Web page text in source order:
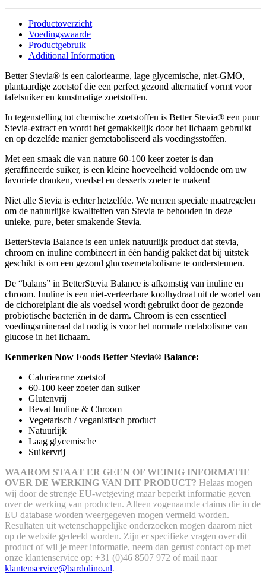
Productoverzicht
Voedingswaarde
Productgebruik
Additional Information
Better Stevia® is een caloriearme, lage glycemische, niet-GMO,
plantaardige zoetstof die een perfect gezond alternatief vormt voor
tafelsuiker en kunstmatige zoetstoffen.
In tegenstelling tot chemische zoetstoffen is Better Stevia® een puur
Stevia-extract en wordt het gemakkelijk door het lichaam gebruikt
en op dezelfde manier gemetaboliseerd als voedingsstoffen.
Met een smaak die van nature 60-100 keer zoeter is dan
geraffineerde suiker, is een kleine hoeveelheid voldoende om uw
favoriete dranken, voedsel en desserts zoeter te maken!
Niet alle Stevia is echter hetzelfde. We nemen speciale maatregelen
om de natuurlijke kwaliteiten van Stevia te behouden in deze
unieke, pure, beter smakende Stevia.
BetterStevia Balance is een uniek natuurlijk product dat stevia,
chroom en inuline combineert in één handig pakket dat bij uitstek
geschikt is om een ​​gezond glucosemetabolisme te ondersteunen.
De “balans” in BetterStevia Balance is afkomstig van inuline en
chroom. Inuline is een niet-verteerbare koolhydraat uit de wortel van
de cichoreiplant die als voedsel wordt gebruikt door de gezonde
probiotische bacteriën in de darm. Chroom is een essentieel
voedingsmineraal dat nodig is voor het normale metabolisme van
glucose in het lichaam.
Kenmerken Now Foods Better Stevia® Balance:
Caloriearme zoetstof
60-100 keer zoeter dan suiker
Glutenvrij
Bevat Inuline & Chroom
Vegetarisch / veganistisch product
Natuurlijk
Laag glycemische
Suikervrij
WAAROM STAAT ER GEEN OF WEINIG INFORMATIE
OVER DE WERKING VAN DIT PRODUCT? Helaas mogen
wij door de strenge EU-wetgeving maar beperkt informatie geven
over de werking van producten. Alleen zogenaamde claims die in de
EU database worden weergegeven mogen vermeld worden.
Resultaten uit wetenschappelijke onderzoeken mogen daarom niet
op de website gedeeld worden. Zijn er specifieke vragen over dit
product of wil je meer informatie, neem dan gerust contact op met
onze klantenservice op: +31 (0)46 8507 972 of mail naar
klantenservice@bardolino.nl.